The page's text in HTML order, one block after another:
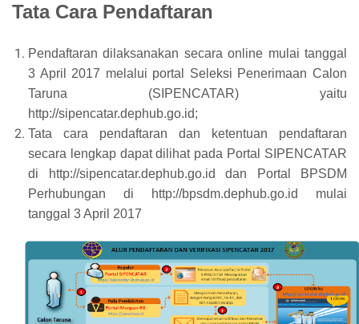
Tata Cara Pendaftaran
Pendaftaran dilaksanakan secara online mulai tanggal
3 April 2017 melalui portal Seleksi Penerimaan Calon
Taruna (SIPENCATAR) yaitu
http://sipencatar.dephub.go.id;
Tata cara pendaftaran dan ketentuan pendaftaran
secara lengkap dapat dilihat pada Portal SIPENCATAR
di http://sipencatar.dephub.go.id dan Portal BPSDM
Perhubungan di http://bpsdm.dephub.go.id mulai
tanggal 3 April 2017